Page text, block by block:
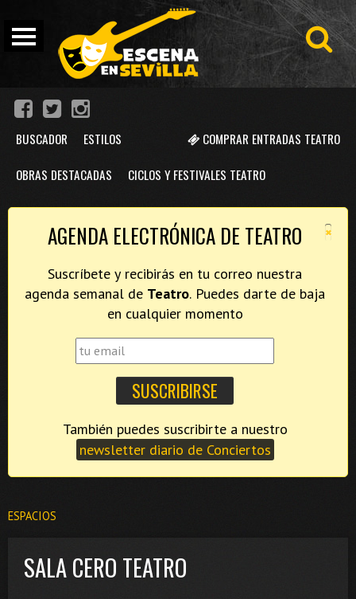
COMPRAR ENTRADAS TEATRO
BUSCADOR ESTILOS
OBRAS DESTACADAS CICLOS Y FESTIVALES TEATRO
×
AGENDA ELECTRÓNICA DE TEATRO
Suscríbete y recibirás en tu correo nuestra
agenda semanal de Teatro. Puedes darte de baja
en cualquier momento
newsletter diario de Conciertos
ESPACIOS
SALA CERO TEATRO